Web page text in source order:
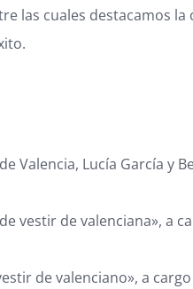
las cuales destacamos
Valencia, Lucía García y
vestir de valenciana», a
de valenciano», a